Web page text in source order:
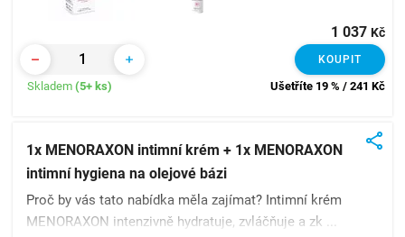
1 037 Kč
KOUPIT
Skladem (5+ ks) Ušetříte 19 % / 241 Kč
1x MENORAXON intimní krém + 1x MENORAXON
intimní hygiena na olejové bázi
Proč by vás tato nabídka měla zajímat? Intimní krém
MENORAXON intenzivně hydratuje, zvláčňuje a zk ...